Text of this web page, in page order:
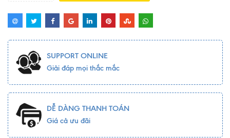
SUPPORT ONLINE
Giải đáp mọi thắc mắc
DỄ DÀNG THANH TOÁN
Giá cả ưu đãi